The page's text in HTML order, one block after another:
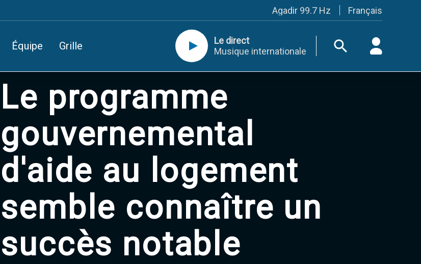
Agadir 99.7 Hz
Tanger 103.3 Hz
Meknès 97.2 Hz
Settat 104,6
Taroudant 104.9
Guelmim 91.9
Tan-Tan 95.2
Casablanca 92.5 Hz
Rabat, Salé 106.9 Hz
Français
Équipe Grille
Le direct
Musique internationale
Le programme
gouvernemental
d'aide au logement
semble connaître un
succès notable